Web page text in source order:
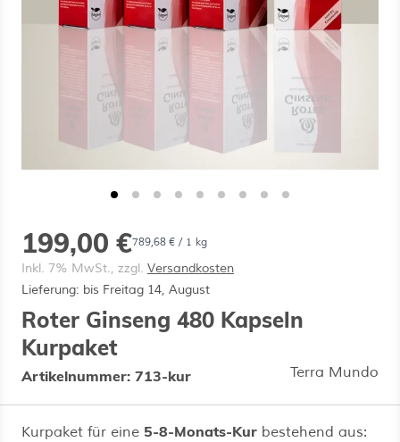
für Kategorie Vitalpilz-Porträts
für Kategorie Premium-
für Kategorie Über Uns
199,00 €789,68 € / 1 kg
Inkl. 7% MwSt., zzgl. Versandkosten
Lieferung: bis Freitag 14, August
Roter Ginseng 480 Kapseln
Kurpaket
Artikelnummer: 713-kur Terra Mundo
Kurpaket für eine 5-8-Monats-Kur bestehend aus: